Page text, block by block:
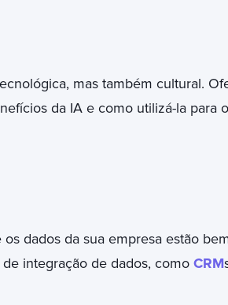
mas também cultural.
da IA e como utilizá-la para
dados da sua empresa estão
integração de dados, como CRM